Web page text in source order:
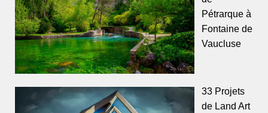
Pétrarque à
Fontaine de
Vaucluse
33 Projets
de Land Art